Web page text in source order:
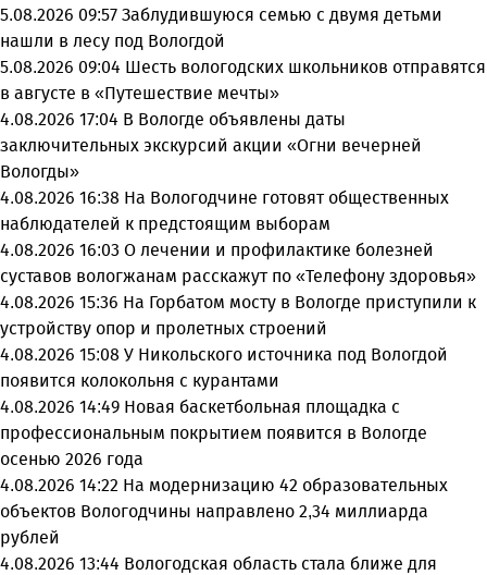
5.08.2026 09:57 Заблудившуюся семью с двумя детьми
нашли в лесу под Вологдой
5.08.2026 09:04 Шесть вологодских школьников отправятся
в августе в «Путешествие мечты»
4.08.2026 17:04 В Вологде объявлены даты
заключительных экскурсий акции «Огни вечерней
Вологды»
4.08.2026 16:38 На Вологодчине готовят общественных
наблюдателей к предстоящим выборам
4.08.2026 16:03 О лечении и профилактике болезней
суставов вологжанам расскажут по «Телефону здоровья»
4.08.2026 15:36 На Горбатом мосту в Вологде приступили к
устройству опор и пролетных строений
4.08.2026 15:08 У Никольского источника под Вологдой
появится колокольня с курантами
4.08.2026 14:49 Новая баскетбольная площадка с
профессиональным покрытием появится в Вологде
осенью 2026 года
4.08.2026 14:22 На модернизацию 42 образовательных
объектов Вологодчины направлено 2,34 миллиарда
рублей
4.08.2026 13:44 Вологодская область стала ближе для